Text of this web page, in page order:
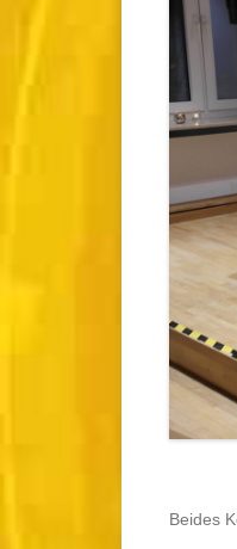
Beides